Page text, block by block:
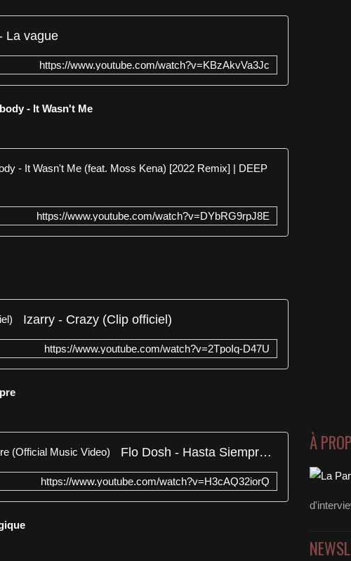
La vague
https://www.youtube.com/watch?v=KBzAkvVa3Jc
- It Wasn't Me
https://www.youtube.com/watch?v=DYbRG9rpJ8E
Izarry - Crazy (Clip officiel)
https://www.youtube.com/watch?v=2TpoIq-D47U
Flo Dosh - Hasta Siempre (Official Music Video)
https://www.youtube.com/watch?v=H3cAQ32iorQ
À